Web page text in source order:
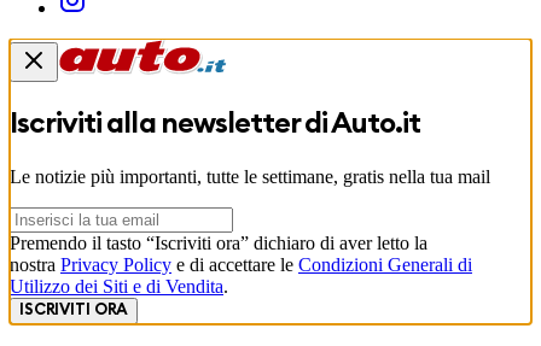
Iscriviti alla newsletter diAuto.it
Le notizie più importanti, tutte le settimane, gratis nella tua mail
Premendo il tasto “Iscriviti ora” dichiaro di aver letto la
nostra Privacy Policy e di accettare le Condizioni Generali di
Utilizzo dei Siti e di Vendita.
ISCRIVITI ORA